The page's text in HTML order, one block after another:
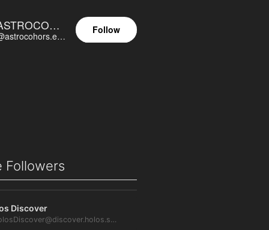
ASTROCOHORS EUNOIA ULTIMA
@astrocohors.eu@astrocohors.eu
Follow
Followers
Discover
@HolosDiscover@discover.holos.social